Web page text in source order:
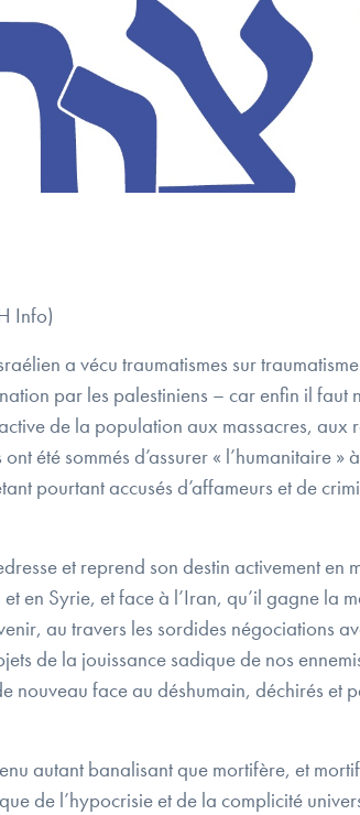
Info)
a vécu traumatismes sur
par les palestiniens – car enfin il
de la population aux massacres, aux
été sommés d’assurer « l’humanitaire
pourtant accusés d’affameurs et de
et reprend son destin activement en
en Syrie, et face à l’Iran, qu’il gagne la
au travers les sordides négociations
de la jouissance sadique de nos
nouveau face au déshumain, déchirés et
autant banalisant que mortifère, et
de l’hypocrisie et de la complicité